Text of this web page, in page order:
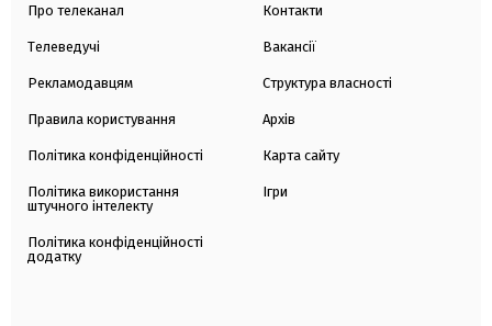
Про телеканал
Телеведучі
Рекламодавцям
Правила користування
Політика конфіденційності
Політика використання
штучного інтелекту
Політика конфіденційності
додатку
Контакти
Вакансії
Структура власності
Архів
Карта сайту
Ігри